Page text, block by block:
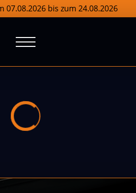
07.08.2026 bis zum 24.08.2026